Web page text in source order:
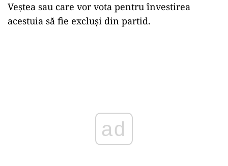
Veștea sau care vor vota pentru învestirea
acestuia să fie excluși din partid.
ad